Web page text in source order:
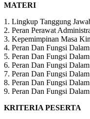
MATERI
1. Lingkup Tanggung
2. Peran Perawat
3. Kepemimpinan Masa
4. Peran Dan Fungsi
5. Peran Dan Fungsi
6. Peran Dan Fungsi
7. Peran Dan Fungsi
8. Peran Dan Fungsi
9. Peran Dan Fungsi
KRITERIA PESERTA